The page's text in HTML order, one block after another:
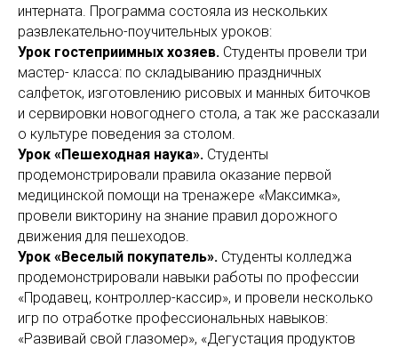
интерната. Программа состояла из нескольких
развлекательно-поучительных уроков:
Урок гостеприимных хозяев. Студенты провели три
мастер- класса: по складыванию праздничных
салфеток, изготовлению рисовых и манных биточков
и сервировки новогоднего стола, а так же рассказали
о культуре поведения за столом.
Урок «Пешеходная наука». Студенты
продемонстрировали правила оказание первой
медицинской помощи на тренажере «Максимка»,
провели викторину на знание правил дорожного
движения для пешеходов.
Урок «Веселый покупатель». Студенты колледжа
продемонстрировали навыки работы по профессии
«Продавец, контроллер-кассир», и провели несколько
игр по отработке профессиональных навыков:
«Развивай свой глазомер», «Дегустация продуктов